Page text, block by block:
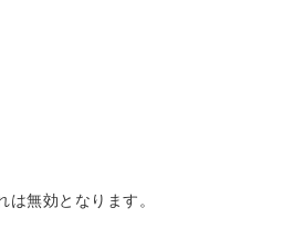
無効となります。